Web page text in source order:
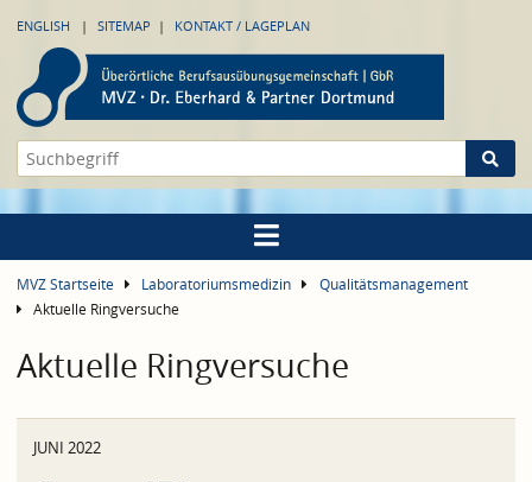
ENGLISH SITEMAP KONTAKT / LAGEPLAN
MVZ Startseite Laboratoriumsmedizin
Qualitätsmanagement
Aktuelle Ringversuche
Aktuelle Ringversuche
JUNI 2022